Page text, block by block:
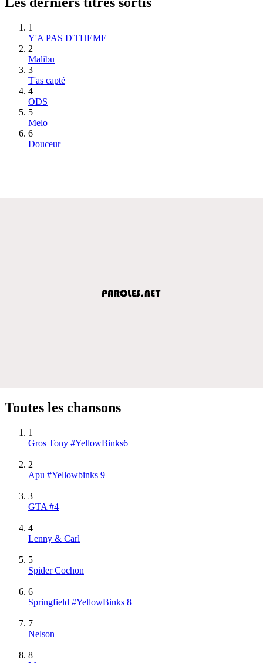
1
Y'A PAS D'THEME
2
Malibu
3
T'as capté
4
ODS
5
Melo
6
Douceur
Toutes les chansons
1
Gros Tony #YellowBinks6
2
Apu #Yellowbinks 9
3
GTA #4
4
Lenny & Carl
5
Spider Cochon
6
Springfield #YellowBinks 8
7
Nelson
8